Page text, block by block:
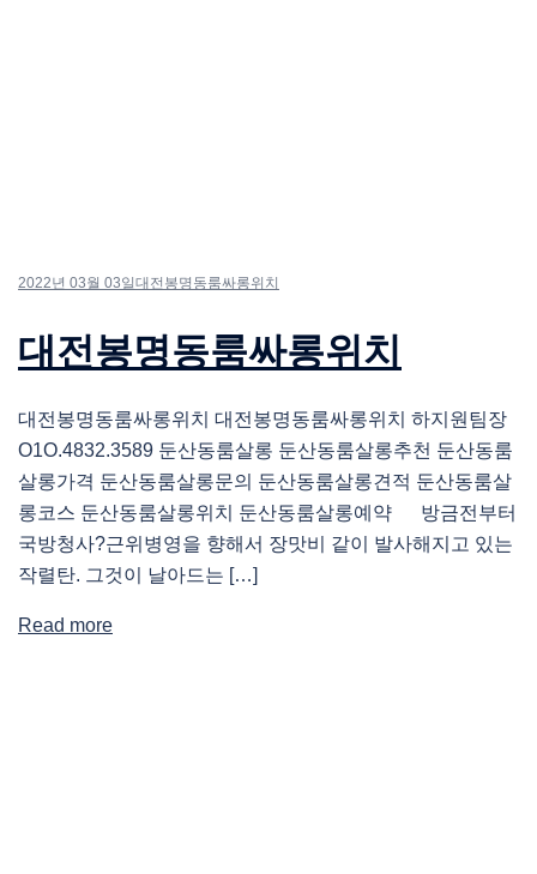
2022년 03월 03일 대전봉명동룸싸롱위치
대전봉명동룸싸롱위치
대전봉명동룸싸롱위치 대전봉명동룸싸롱위치 하지원팀장
O1O.4832.3589 둔산동룸살롱 둔산동룸살롱추천 둔산동룸
살롱가격 둔산동룸살롱문의 둔산동룸살롱견적 둔산동룸살
롱코스 둔산동룸살롱위치 둔산동룸살롱예약 방금전부터
국방청사?근위병영을 향해서 장맛비 같이 발사해지고 있는
작렬탄. 그것이 날아드는 […]
Read more